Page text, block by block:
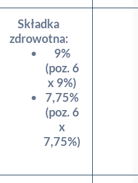
Składka
zdrowotna:
9%
(poz. 6
x 9%)
7,75%
(poz. 6
x
7,75%)